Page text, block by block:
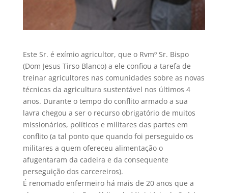
Este Sr. é exímio agricultor, que o Rvmº Sr. Bispo
(Dom Jesus Tirso Blanco) a ele confiou a tarefa de
treinar agricultores nas comunidades sobre as novas
técnicas da agricultura sustentável nos últimos 4
anos. Durante o tempo do conflito armado a sua
lavra chegou a ser o recurso obrigatório de muitos
missionários, políticos e militares das partes em
conflito (a tal ponto que quando foi perseguido os
militares a quem ofereceu alimentação o
afugentaram da cadeira e da consequente
perseguição dos carcereiros).
É renomado enfermeiro há mais de 20 anos que a